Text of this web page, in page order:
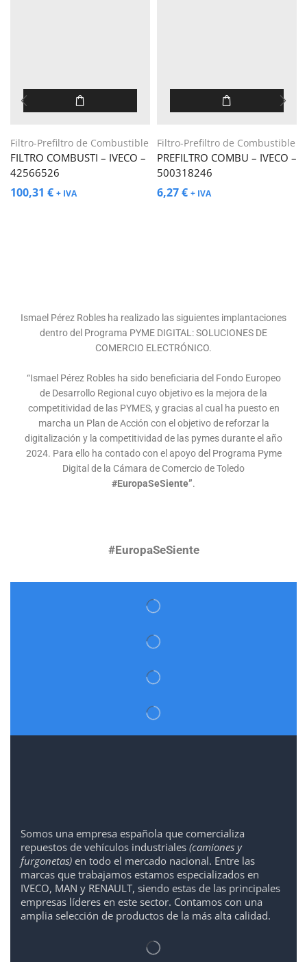
Filtro-Prefiltro de Combustible
FILTRO COMBUSTI – IVECO –
42566526
100,31 € + IVA
Filtro-Prefiltro de Combustible
PREFILTRO COMBU – IVECO –
500318246
6,27€ + IVA
Ismael Pérez Robles ha realizado las siguientes implantaciones
dentro del Programa PYME DIGITAL: SOLUCIONES DE
COMERCIO ELECTRÓNICO.
“Ismael Pérez Robles ha sido beneficiaria del Fondo Europeo
de Desarrollo Regional cuyo objetivo es la mejora de la
competitividad de las PYMES, y gracias al cual ha puesto en
marcha un Plan de Acción con el objetivo de reforzar la
digitalización y la competitividad de las pymes durante el año
2024. Para ello ha contado con el apoyo del Programa Pyme
Digital de la Cámara de Comercio de Toledo
#EuropaSeSiente”.
#EuropaSeSiente
Somos una empresa española que comercializa
repuestos de vehículos industriales (camiones y
furgonetas) en todo el mercado nacional. Entre las
marcas que trabajamos estamos especializados en
IVECO, MAN y RENAULT, siendo estas de las principales
empresas líderes en este sector. Contamos con una
amplia selección de productos de la más alta calidad.